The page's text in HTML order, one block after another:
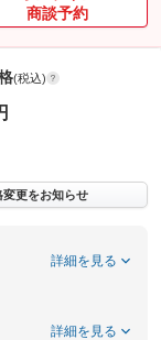
商談予約
(税込)
変更をお知らせ
詳細を見る
詳細を見る